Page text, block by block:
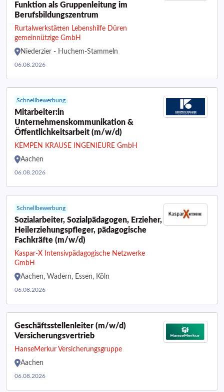
Funktion als Gruppenleitung im
Berufsbildungszentrum
Rurtalwerkstätten Lebenshilfe Düren
gemeinnützige GmbH
Niederzier - Huchem-Stammeln
06.08.2026
Schnellbewerbung
Mitarbeiter:in
Unternehmenskommunikation &
Öffentlichkeitsarbeit (m/w/d)
KEMPEN KRAUSE INGENIEURE GmbH
Aachen
06.08.2026
Schnellbewerbung
Sozialarbeiter, Sozialpädagogen, Erzieher,
Heilerziehungspfleger, pädagogische
Fachkräfte (m/w/d)
Kaspar-X Intensivpädagogische Netzwerke
GmbH
Aachen, Wadern, Essen, Köln
06.08.2026
Geschäftsstellenleiter (m/w/d)
Versicherungsvertrieb
HanseMerkur Versicherungsgruppe
Aachen
06.08.2026